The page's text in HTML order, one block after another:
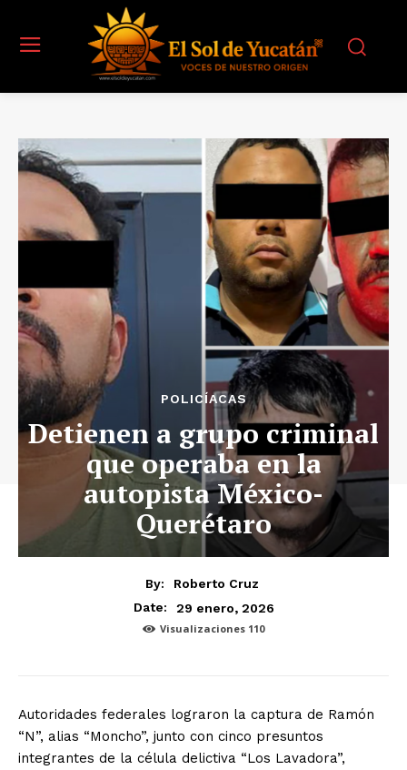
POLICÍACAS
Detienen a grupo criminal
que operaba en la
autopista México-
Querétaro
By:
Roberto Cruz
Date:
29 enero, 2026
Visualizaciones 110
Autoridades federales lograron la captura de Ramón
“N”, alias “Moncho”, junto con cinco presuntos
integrantes de la célula delictiva “Los Lavadora”,